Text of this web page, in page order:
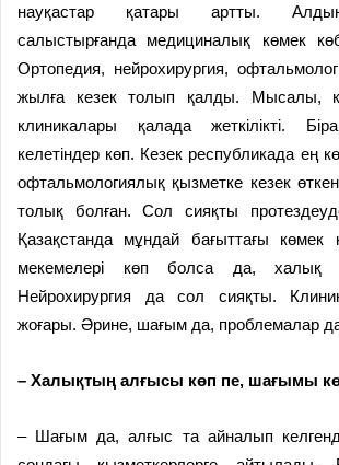
науқастар қатары артты.
салыстырғанда медициналық көмек
Ортопедия, нейрохирургия,
жылға кезек толып қалды. Мысалы,
клиникалары қалада жеткілікті.
келетіндер көп. Кезек республикада ең
офтальмологиялық қызметке кезек
толық болған. Сол сияқты
Қазақстанда мұндай бағыттағы көмек
мекемелері көп болса да, халық
Нейрохирургия да сол сияқты.
жоғары. Әрине, шағым да, проблемалар
– Халықтың алғысы көп пе, шағымы
– Шағым да, алғыс та айналып